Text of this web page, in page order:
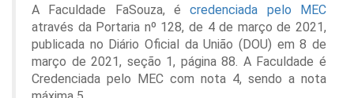
A Faculdade FaSouza, écredenciada pelo MEC
através da Portaria nº 128, de 4 de março de 2021,
publicada no Diário Oficial da União (DOU) em 8 de
março de 2021, seção 1, página 88. A Faculdade é
Credenciada pelo MEC com nota 4, sendo a nota